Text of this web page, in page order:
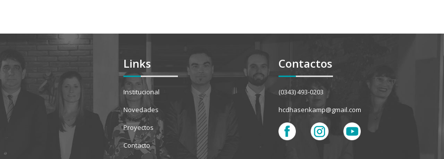
Links
Institucional
Novedades
Proyectos
Contacto
Contactos
(0343) 493-0203
hcdhasenkamp@gmail.com